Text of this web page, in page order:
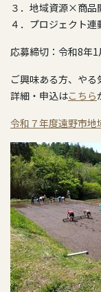
３．地域資源×商品
４．プロジェクト連
応募締切：令和8年1
ご興味ある方、やる
詳細・申込はこちら
令和７年度遠野市地